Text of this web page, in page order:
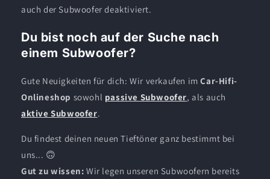
auch der Subwoofer deaktiviert.
Du bist noch auf der Suche nach
einem Subwoofer?
Gute Neuigkeiten für dich: Wir verkaufen imCar-Hifi-
Onlineshop sowohl passive Subwoofer, als auch
aktive Subwoofer.
Du findest deinen neuen Tieftöner ganz bestimmt bei
uns... 🙃
Gut zu wissen: Wir legen unseren Subwoofern bereits